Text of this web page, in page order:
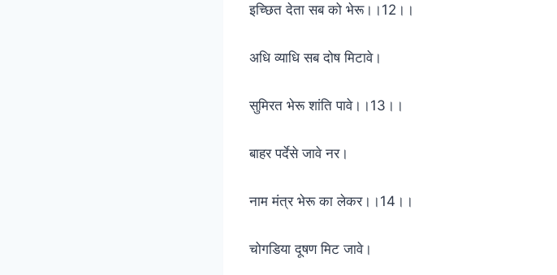
इच्छित देता सब को भेरू।।12।।
अधि व्याधि सब दोष मिटावे।
सुमिरत भेरू शांति पावे।।13।।
बाहर पर्देसे जावे नर।
नाम मंत्र भेरू का लेकर।।14।।
चोगडिया दूषण मिट जावे।